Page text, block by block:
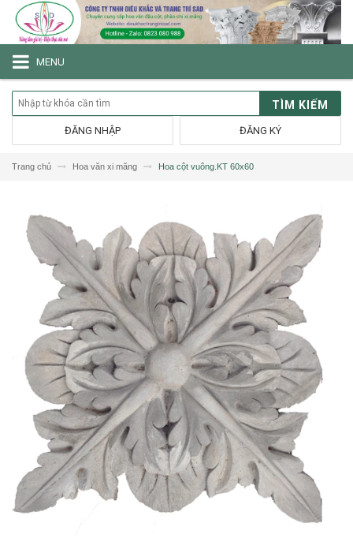
MENU
TÌM KIẾM
ĐĂNG KÝ
ĐĂNG NHẬP
Trang chủ Hoa văn xi măng Hoa cột vuông.KT 60x60